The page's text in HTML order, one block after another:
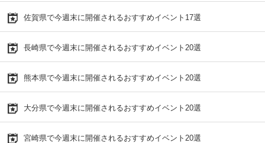
佐賀県で今週末に開催されるおすすめイベント17選
長崎県で今週末に開催されるおすすめイベント20選
熊本県で今週末に開催されるおすすめイベント20選
大分県で今週末に開催されるおすすめイベント20選
宮崎県で今週末に開催されるおすすめイベント20選